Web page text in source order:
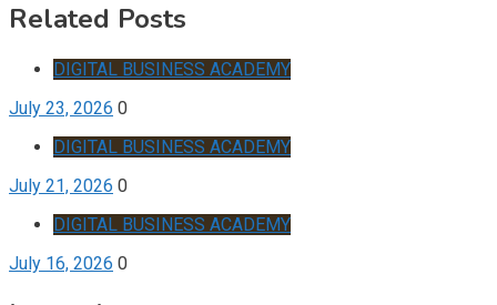
Related Posts
DIGITAL BUSINESS ACADEMY
July 23, 2026 0
DIGITAL BUSINESS ACADEMY
July 21, 2026 0
DIGITAL BUSINESS ACADEMY
July 16, 2026 0